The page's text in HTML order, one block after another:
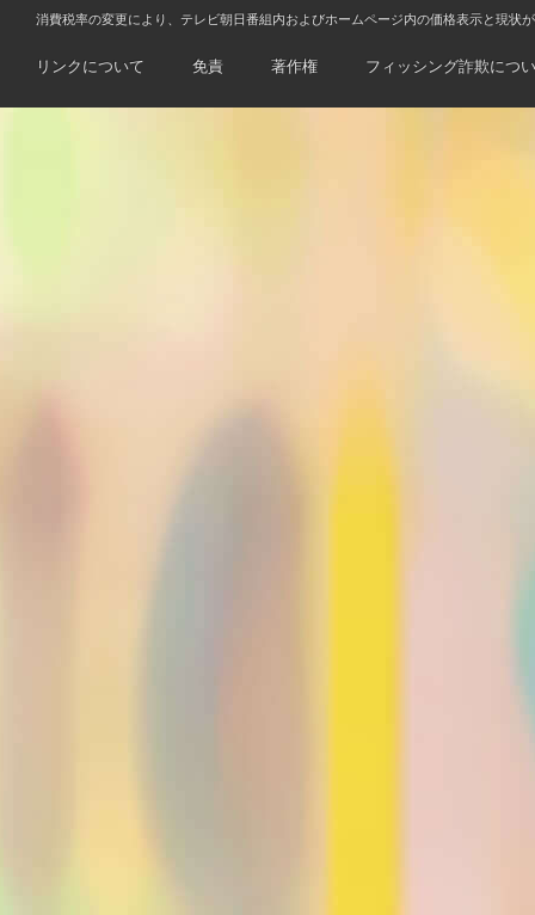
消費税率の変更により、テレビ朝日番組内およびホームページ内の価格表示と現状
リンクについて 免責 著作権 フィッシング詐欺につ